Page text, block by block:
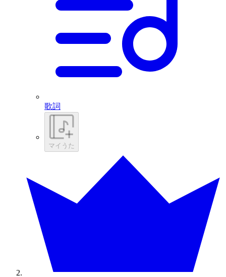
歌詞
マイうた